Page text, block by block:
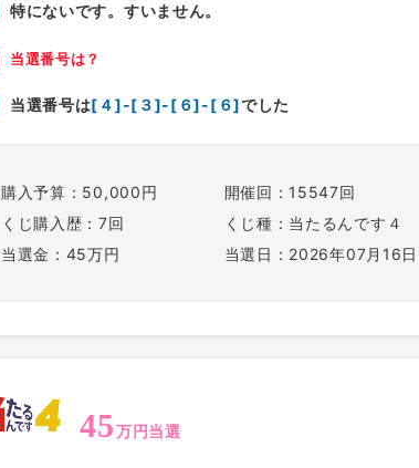
特にないです。すいません。
当選番号は？
当選番号は[４]-[３]-[６]-[６]でした
購入予算：50,000円
くじ購入歴：7回
当選金：45万円
開催回：15547回
くじ種：当たるんです４
当選日：2026年07月16日
45 万円当選